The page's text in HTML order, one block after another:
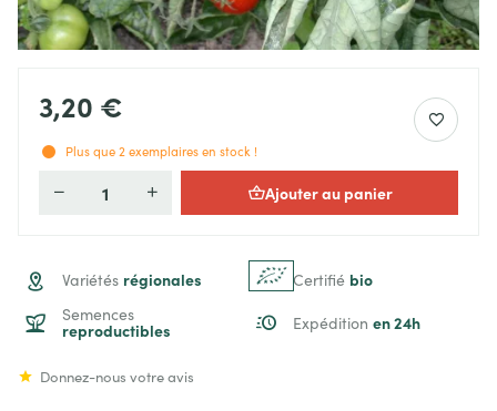
3,20 €
Plus que 2 exemplaires en stock !
Quantité Ajouter au panier
Variétés régionales Certifié bio
Semences
reproductibles Expédition en 24h
Donnez-nous votre avis